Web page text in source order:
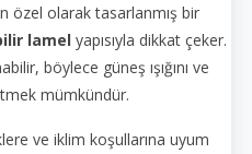
özel olarak tasarlanmış bir
lamel yapısıyla dikkat çeker.
böylece güneş ışığını ve
mümkündür.
ve iklim koşullarına uyum